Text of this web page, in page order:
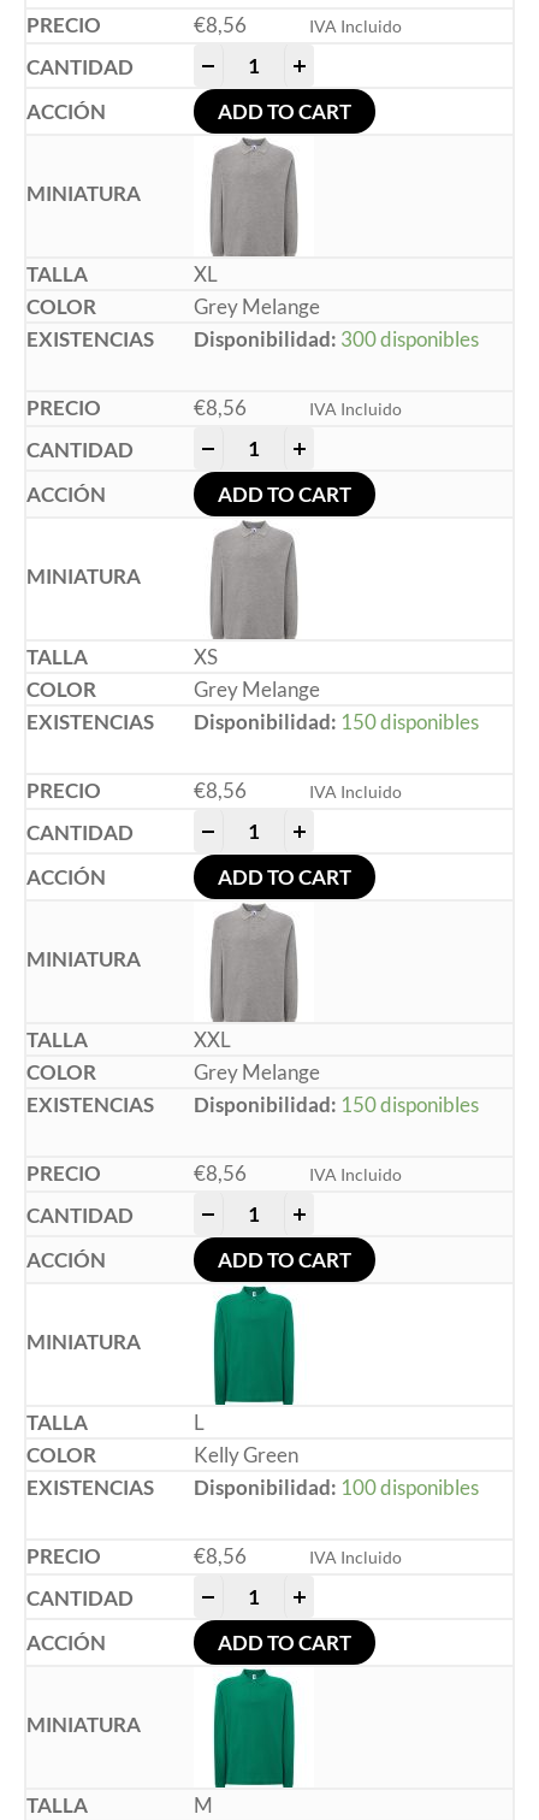
€8,56 IVA Incluido
ADD TO CART
XL
Grey Melange
Disponibilidad: 300 disponibles
€8,56 IVA Incluido
ADD TO CART
XS
Grey Melange
Disponibilidad: 150 disponibles
€8,56 IVA Incluido
ADD TO CART
XXL
Grey Melange
Disponibilidad: 150 disponibles
€8,56 IVA Incluido
ADD TO CART
L
Kelly Green
Disponibilidad: 100 disponibles
€8,56 IVA Incluido
ADD TO CART
M